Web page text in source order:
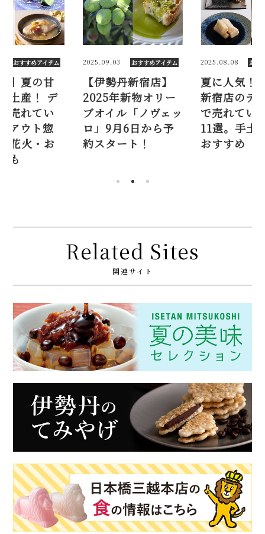
2025.09.03 おすすめアイテム
【伊勢丹新宿店】
2025年新物オリー
ブオイル「ノヴェッ
ロ」9月6日から予
約スタート！
2025.08.08 おすすめアイテム
夏に人気！ 伊勢丹
新宿店のデパ地下
で売れている惣菜
11選。手土産にも
おすすめ
【
く
パ
る
Related Sites
関連サイト